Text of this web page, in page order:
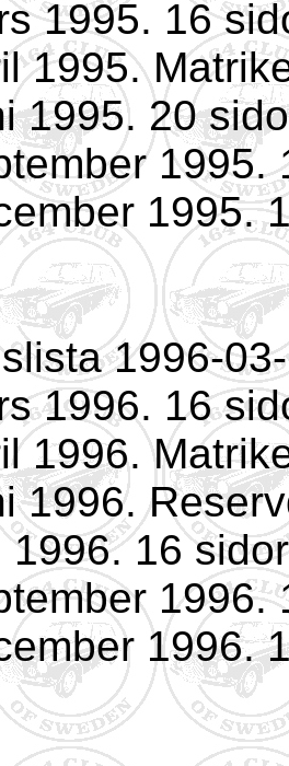
1995. 16
1995.
1995. 20
1995.
1995.
1996-
1996. 16
1996.
1996.
1996. 16 sidor
1996.
1996.